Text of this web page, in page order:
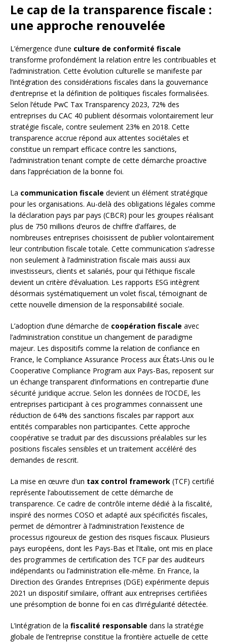
Le cap de la transparence fiscale :
une approche renouvelée
L’émergence d’une culture de conformité fiscale
transforme profondément la relation entre les contribuables et
l’administration. Cette évolution culturelle se manifeste par
l’intégration des considérations fiscales dans la gouvernance
d’entreprise et la définition de politiques fiscales formalisées.
Selon l’étude PwC Tax Transparency 2023, 72% des
entreprises du CAC 40 publient désormais volontairement leur
stratégie fiscale, contre seulement 23% en 2018. Cette
transparence accrue répond aux attentes sociétales et
constitue un rempart efficace contre les sanctions,
l’administration tenant compte de cette démarche proactive
dans l’appréciation de la bonne foi.
La communication fiscale devient un élément stratégique
pour les organisations. Au-delà des obligations légales comme
la déclaration pays par pays (CBCR) pour les groupes réalisant
plus de 750 millions d’euros de chiffre d’affaires, de
nombreuses entreprises choisissent de publier volontairement
leur contribution fiscale totale. Cette communication s’adresse
non seulement à l’administration fiscale mais aussi aux
investisseurs, clients et salariés, pour qui l’éthique fiscale
devient un critère d’évaluation. Les rapports ESG intègrent
désormais systématiquement un volet fiscal, témoignant de
cette nouvelle dimension de la responsabilité sociale.
L’adoption d’une démarche de coopération fiscale avec
l’administration constitue un changement de paradigme
majeur. Les dispositifs comme la relation de confiance en
France, le Compliance Assurance Process aux États-Unis ou le
Cooperative Compliance Program aux Pays-Bas, reposent sur
un échange transparent d’informations en contrepartie d’une
sécurité juridique accrue. Selon les données de l’OCDE, les
entreprises participant à ces programmes connaissent une
réduction de 64% des sanctions fiscales par rapport aux
entités comparables non participantes. Cette approche
coopérative se traduit par des discussions préalables sur les
positions fiscales sensibles et un traitement accéléré des
demandes de rescrit.
La mise en œuvre d’un tax control framework (TCF) certifié
représente l’aboutissement de cette démarche de
transparence. Ce cadre de contrôle interne dédié à la fiscalité,
inspiré des normes COSO et adapté aux spécificités fiscales,
permet de démontrer à l’administration l’existence de
processus rigoureux de gestion des risques fiscaux. Plusieurs
pays européens, dont les Pays-Bas et l’Italie, ont mis en place
des programmes de certification des TCF par des auditeurs
indépendants ou l’administration elle-même. En France, la
Direction des Grandes Entreprises (DGE) expérimente depuis
2021 un dispositif similaire, offrant aux entreprises certifiées
une présomption de bonne foi en cas d’irrégularité détectée.
L’intégration de la fiscalité responsable dans la stratégie
globale de l’entreprise constitue la frontière actuelle de cette